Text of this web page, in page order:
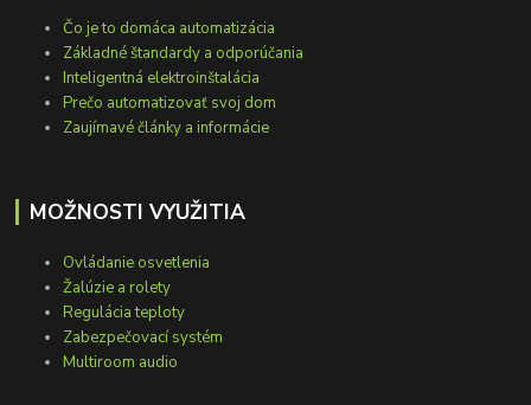
Čo je to domáca automatizácia
Základné štandardy a odporúčania
Inteligentná elektroinštalácia
Prečo automatizovať svoj dom
Zaujímavé články a informácie
MOŽNOSTI VYUŽITIA
Ovládanie osvetlenia
Žalúzie a rolety
Regulácia teploty
Zabezpečovací systém
Multiroom audio